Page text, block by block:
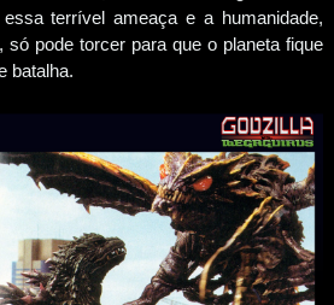
terrível ameaça e a humanidade,
só pode torcer para que o planeta fique
batalha.